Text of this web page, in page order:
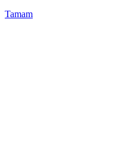
Tamam